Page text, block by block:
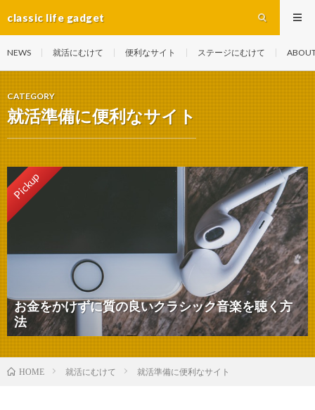
classic life gadget
NEWS 就活にむけて 便利なサイト ステージにむけて
CATEGORY
就活準備に便利なサイト
Pickup
お金をかけずに質の良いクラシック音楽を聴く方
法
HOME 就活にむけて 就活準備に便利なサイト